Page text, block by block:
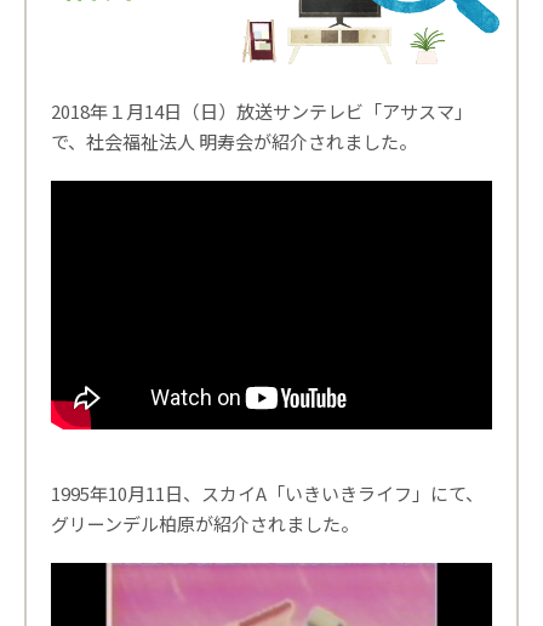
2018年１月14日（日）放送サンテレビ「アサスマ」
で、社会福祉法人 明寿会が紹介されました。
1995年10月11日、スカイA「いきいきライフ」にて、
グリーンデル柏原が紹介されました。